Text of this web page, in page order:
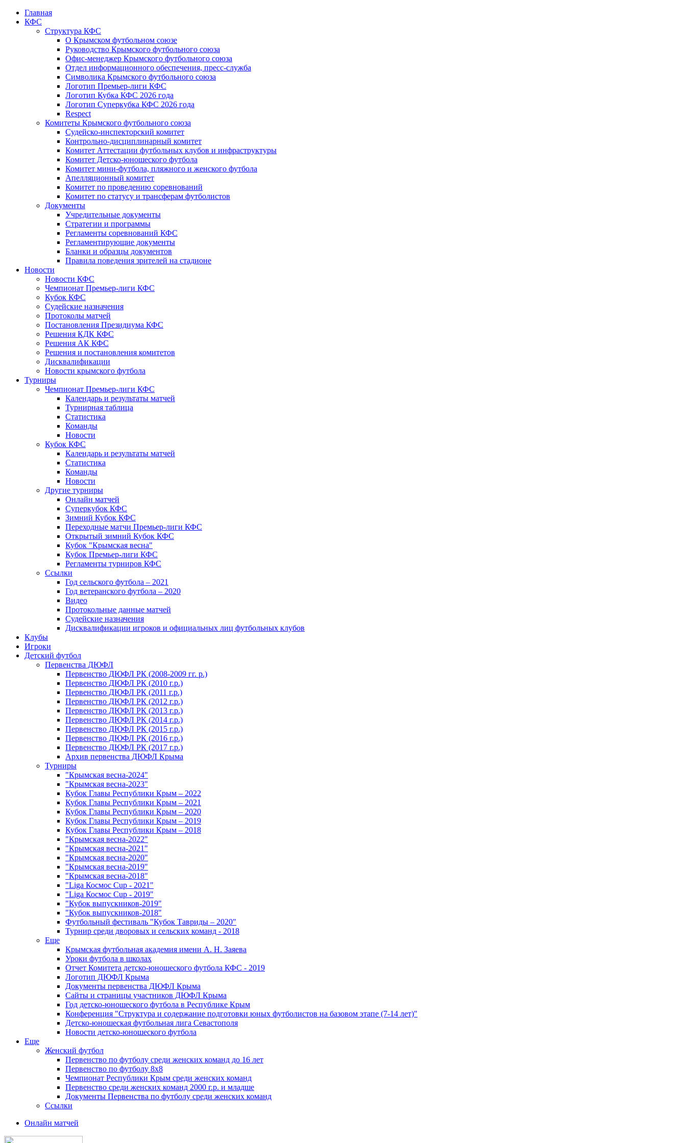
Главная
КФС
Структура КФС
О Крымском футбольном союзе
Руководство Крымского футбольного союза
Офис-менеджер Крымского футбольного союза
Отдел информационного обеспечения, пресс-служба
Символика Крымского футбольного союза
Логотип Премьер-лиги КФС
Логотип Кубка КФС 2026 года
Логотип Суперкубка КФС 2026 года
Respect
Комитеты Крымского футбольного союза
Судейско-инспекторский комитет
Контрольно-дисциплинарный комитет
Комитет Аттестации футбольных клубов и инфраструктуры
Комитет Детско-юношеского футбола
Комитет мини-футбола, пляжного и женского футбола
Апелляционный комитет
Комитет по проведению соревнований
Комитет по статусу и трансферам футболистов
Документы
Учредительные документы
Стратегии и программы
Регламенты соревнований КФС
Регламентирующие документы
Бланки и образцы документов
Правила поведения зрителей на стадионе
Новости
Новости КФС
Чемпионат Премьер-лиги КФС
Кубок КФС
Судейские назначения
Протоколы матчей
Постановления Президиума КФС
Решения КДК КФС
Решения АК КФС
Решения и постановления комитетов
Дисквалификации
Новости крымского футбола
Турниры
Чемпионат Премьер-лиги КФС
Календарь и результаты матчей
Турнирная таблица
Статистика
Команды
Новости
Кубок КФС
Календарь и результаты матчей
Статистика
Команды
Новости
Другие турниры
Онлайн матчей
Суперкубок КФС
Зимний Кубок КФС
Переходные матчи Премьер-лиги КФС
Открытый зимний Кубок КФС
Кубок "Крымская весна"
Кубок Премьер-лиги КФС
Регламенты турниров КФС
Ссылки
Год сельского футбола – 2021
Год ветеранского футбола – 2020
Видео
Протокольные данные матчей
Судейские назначения
Дисквалификации игроков и официальных лиц футбольных клубов
Клубы
Игроки
Детский футбол
Первенства ДЮФЛ
Первенство ДЮФЛ РК (2008-2009 гг. р.)
Первенство ДЮФЛ РК (2010 г.р.)
Первенство ДЮФЛ РК (2011 г.р.)
Первенство ДЮФЛ РК (2012 г.р.)
Первенство ДЮФЛ РК (2013 г.р.)
Первенство ДЮФЛ РК (2014 г.р.)
Первенство ДЮФЛ РК (2015 г.р.)
Первенство ДЮФЛ РК (2016 г.р.)
Первенство ДЮФЛ РК (2017 г.р.)
Архив первенства ДЮФЛ Крыма
Турниры
"Крымская весна-2024"
"Крымская весна-2023"
Кубок Главы Республики Крым – 2022
Кубок Главы Республики Крым – 2021
Кубок Главы Республики Крым – 2020
Кубок Главы Республики Крым – 2019
Кубок Главы Республики Крым – 2018
"Крымская весна-2022"
"Крымская весна-2021"
"Крымская весна-2020"
"Крымская весна-2019"
"Крымская весна-2018"
"Liga Космос Cup - 2021"
"Liga Космос Cup - 2019"
"Кубок выпускников-2019"
"Кубок выпускников-2018"
Футбольный фестиваль "Кубок Тавриды – 2020"
Турнир среди дворовых и сельских команд - 2018
Еще
Крымская футбольная академия имени А. Н. Заяева
Уроки футбола в школах
Отчет Комитета детско-юношеского футбола КФС - 2019
Логотип ДЮФЛ Крыма
Документы первенства ДЮФЛ Крыма
Сайты и страницы участников ДЮФЛ Крыма
Год детско-юношеского футбола в Республике Крым
Конференция "Структура и содержание подготовки юных футболистов на базовом этапе (7-14 лет)"
Детско-юношеская футбольная лига Севастополя
Новости детско-юношеского футбола
Еще
Женский футбол
Первенство по футболу среди женских команд до 16 лет
Первенство по футболу 8х8
Чемпионат Республики Крым среди женских команд
Первенство среди женских команд 2000 г.р. и младше
Документы Первенства по футболу среди женских команд
Ссылки
Онлайн матчей